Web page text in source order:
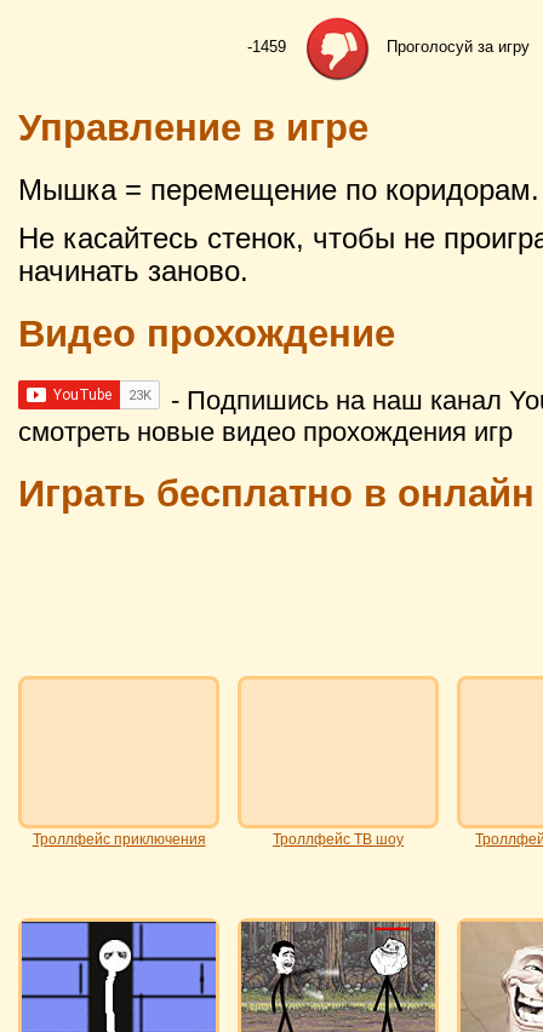
-1459 Проголосуй за игру
Управление в игре
Мышка = перемещение по коридорам.
Не касайтесь стенок, чтобы не
начинать заново.
Видео прохождение
- Подпишись на наш канал
смотреть новые видео прохождения игр
Играть бесплатно в
Троллфейс приключения Троллфейс ТВ шоу